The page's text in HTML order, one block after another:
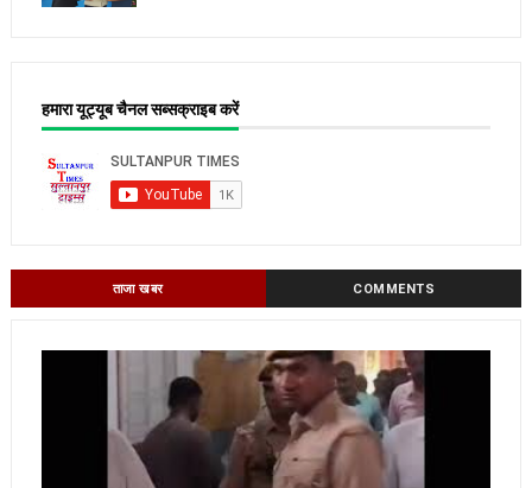
हमारा यूट्यूब चैनल सब्सक्राइब करें
ताजा खबर COMMENTS